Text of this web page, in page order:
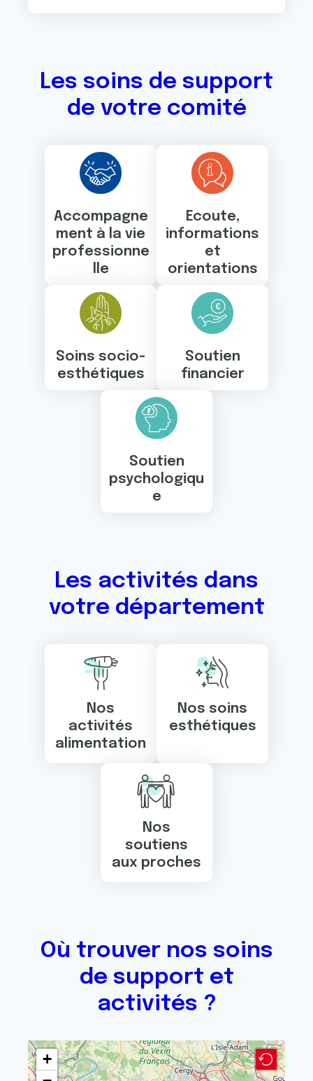
Les soins de support
de votre comité
Accompagne
ment à la vie
professionne
lle
Ecoute,
informations
et
orientations
Soins socio-
esthétiques
Soutien
financier
Soutien
psychologiqu
e
Les activités dans
votre département
Nos
activités
alimentation
Nos soins
esthétiques
Nos
soutiens
aux proches
Où trouver nos soins
de support et
activités ?
+